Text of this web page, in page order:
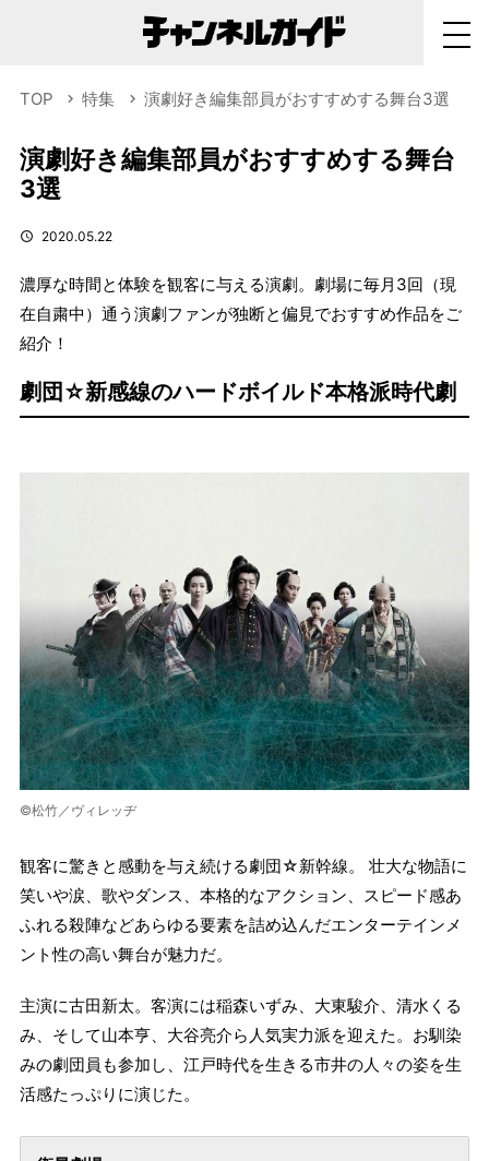
TOP 特集 演劇好き編集部員がおすすめする舞台3選
演劇好き編集部員がおすすめする舞台
3選
2020.05.22
濃厚な時間と体験を観客に与える演劇。劇場に毎月3回（現
在自粛中）通う演劇ファンが独断と偏見でおすすめ作品をご
紹介！
劇団☆新感線のハードボイルド本格派時代劇
©松竹／ヴィレッヂ
観客に驚きと感動を与え続ける劇団☆新幹線。 壮大な物語に
笑いや涙、歌やダンス、本格的なアクション、スピード感あ
ふれる殺陣などあらゆる要素を詰め込んだエンターテインメ
ント性の高い舞台が魅力だ。
主演に古田新太。客演には稲森いずみ、大東駿介、清水くる
み、そして山本亨、大谷亮介ら人気実力派を迎えた。お馴染
みの劇団員も参加し、江戸時代を生きる市井の人々の姿を生
活感たっぷりに演じた。